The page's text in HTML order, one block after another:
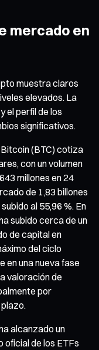
mercado en
muestra claros
elevados. La
el perfil de los
significativos.
(BTC) cotiza
con un volumen
millones en 24
de 1,83 billones
al 55,96 %. En
subido cerca de un
de capital en
del ciclo
en una nueva fase
valoración de
por
alcanzado un
oficial de los ETFs